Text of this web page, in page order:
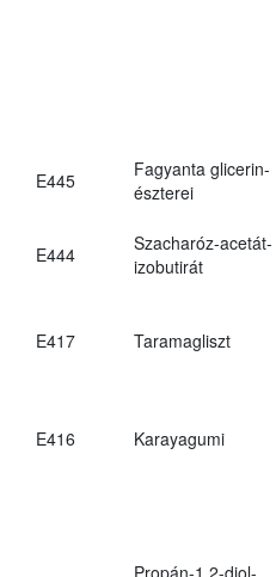
E445
Fagyanta glicerin-
észterei
E444
Szacharóz-acetát-
izobutirát
E417 Taramagliszt
E416 Karayagumi
Propán-1,2-diol-